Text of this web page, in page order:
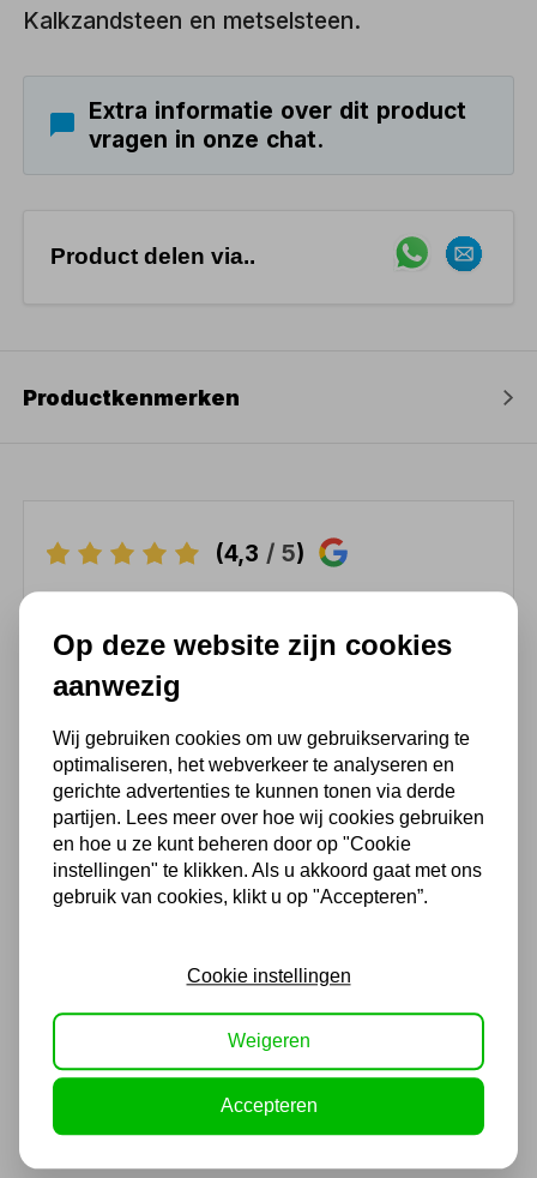
Kalkzandsteen en metselsteen.
Extra informatie over dit product
vragen in onze chat.
Product delen via..
Productkenmerken
(4,3 / 5)
Voor 16.00 u besteld, dezelfde dag
verzonden
548 51 75 75
1.500 m2 winkel in Rijssen !
Twents familiebedrijf sinds 1992 !
Ook handig
Diamant dozenboor '3D-
102,85
Op deze website zijn cookies
aanwezig
Wij gebruiken cookies om uw gebruikservaring te
optimaliseren, het webverkeer te analyseren en
gerichte advertenties te kunnen tonen via derde
partijen. Lees meer over hoe wij cookies gebruiken
en hoe u ze kunt beheren door op "Cookie
instellingen" te klikken. Als u akkoord gaat met ons
gebruik van cookies, klikt u op "Accepteren”.
Cookie instellingen
Weigeren
Accepteren